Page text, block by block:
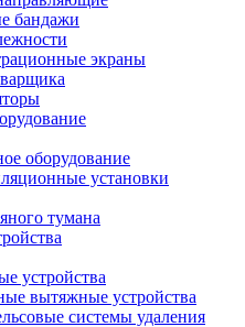
бандажи
экраны
оборудование
установки
тумана
устройства
вытяжные устройства
системы удаления